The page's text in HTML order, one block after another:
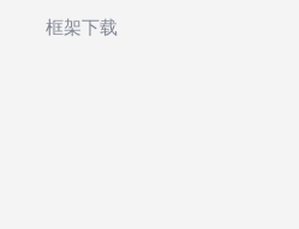
框架下载